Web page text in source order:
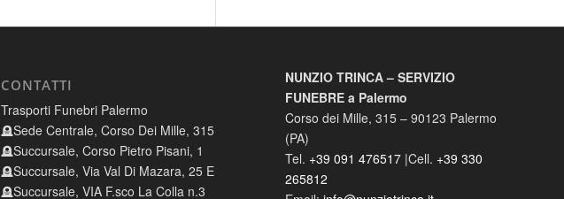
CONTATTI
Trasporti Funebri Palermo
🪦Sede Centrale, Corso Dei Mille, 315
🪦Succursale, Corso Pietro Pisani, 1
🪦Succursale, Via Val Di Mazara, 25 E
🪦Succursale, VIA F.sco La Colla n.3
NUNZIO TRINCA – SERVIZIO
FUNEBRE a Palermo
Corso dei Mille, 315 – 90123 Palermo
(PA)
Tel. +39 091 476517|Cell. +39 330
265812